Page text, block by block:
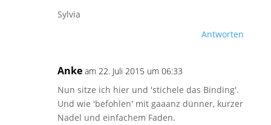
Sylvia
Antworten
Anke am 22. Juli 2015 um 06:33
Nun sitze ich hier und 'stichele das Binding'.
Und wie 'befohlen' mit gaaanz dünner, kurzer
Nadel und einfachem Faden.